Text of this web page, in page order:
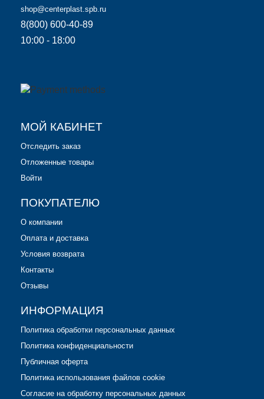
shop@centerplast.spb.ru
8(800) 600-40-89
10:00 - 18:00
МОЙ КАБИНЕТ
Отследить заказ
Отложенные товары
Войти
ПОКУПАТЕЛЮ
О компании
Оплата и доставка
Условия возврата
Контакты
Отзывы
ИНФОРМАЦИЯ
Политика обработки персональных данных
Политика конфиденциальности
Публичная оферта
Политика использования файлов cookie
Согласие на обработку персональных данных